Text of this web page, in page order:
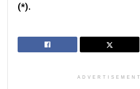
(*).
ADVERTISEMENT